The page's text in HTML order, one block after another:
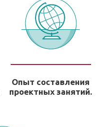
Опыт составления
проектных занятий.